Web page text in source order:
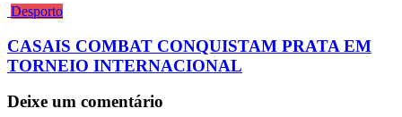
Desporto
CASAIS COMBAT CONQUISTAM PRATA EM
TORNEIO INTERNACIONAL
Deixe um comentário